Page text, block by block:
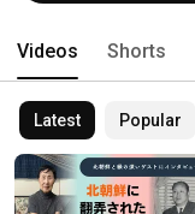
Videos Shorts
Latest Popular